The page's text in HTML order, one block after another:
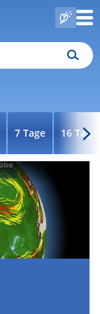
7 Tage 16 Tage